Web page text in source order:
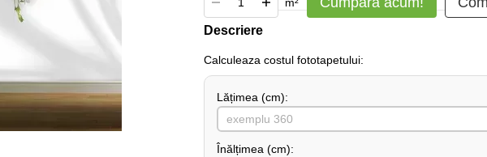
Descriere
Сalculeaza costul fototapetului:
Lățimea (сm):
Înălțimea (cm):